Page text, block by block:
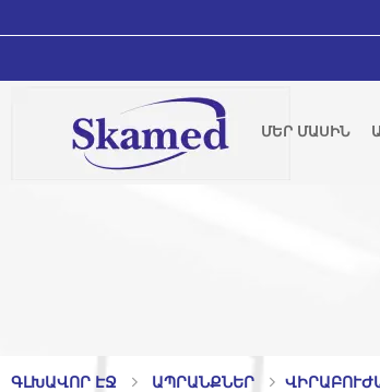
ՄԵՐ ՄԱՍԻՆ
ԳԼԽԱՎՈՐ ԷՋ ԱՊՐԱՆՔՆԵՐ